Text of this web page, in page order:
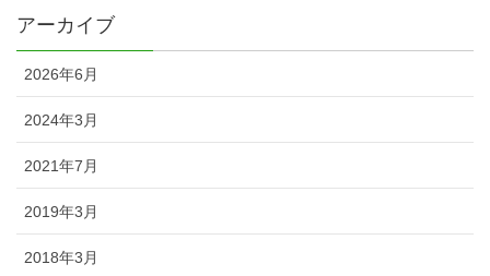
アーカイブ
2026年6月
2024年3月
2021年7月
2019年3月
2018年3月